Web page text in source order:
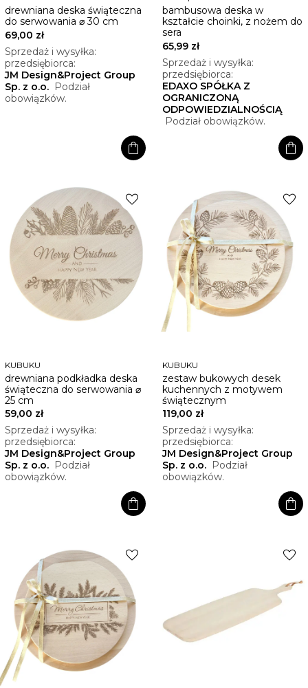
drewniana deska świąteczna
do serwowania ⌀ 30 cm
69,00 zł
Sprzedaż i wysyłka:
przedsiębiorca:
JM Design&Project Group
Sp. z o.o. Podział
obowiązków.
shopping_bag
bambusowa deska w
kształcie choinki, z nożem do
sera
65,99 zł
Sprzedaż i wysyłka:
przedsiębiorca:
EDAXO SPÓŁKA Z
OGRANICZONĄ
ODPOWIEDZIALNOŚCIĄ
Podział obowiązków.
shopping_bag
favorite
KUBUKU
drewniana podkładka deska
świąteczna do serwowania ⌀
25 cm
59,00 zł
Sprzedaż i wysyłka:
przedsiębiorca:
JM Design&Project Group
Sp. z o.o. Podział
obowiązków.
shopping_bag
favorite
KUBUKU
zestaw bukowych desek
kuchennych z motywem
świątecznym
119,00 zł
Sprzedaż i wysyłka:
przedsiębiorca:
JM Design&Project Group
Sp. z o.o. Podział
obowiązków.
shopping_bag
favorite favorite